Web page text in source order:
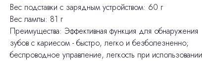
Вес подставки с зарядным устройством: 60 г
Вес лампы: 81 г
Преимущества: Эффективная функция для обнаружения
зубов с кариесом - быстро, легко и безболезненно;
беспроводное управление, легкость при использовании